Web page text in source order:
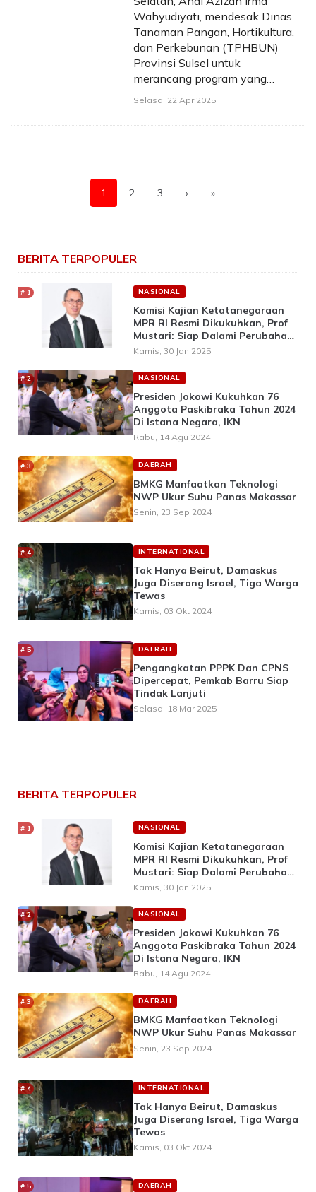
Wahyudiyati, mendesak Dinas
Tanaman Pangan, Hortikultura,
dan Perkebunan (TPHBUN)
Provinsi Sulsel untuk
merancang program yang…
Selasa, 22 Apr 2025
1 2 3 › »
BERITA TERPOPULER
NASIONAL
Komisi Kajian Ketatanegaraan
MPR RI Resmi Dikukuhkan, Prof
Mustari: Siap Dalami Perubahan
UUD 1945
Kamis, 30 Jan 2025
NASIONAL
Presiden Jokowi Kukuhkan 76
Anggota Paskibraka Tahun 2024
Di Istana Negara, IKN
Rabu, 14 Agu 2024
DAERAH
BMKG Manfaatkan Teknologi
NWP Ukur Suhu Panas Makassar
Senin, 23 Sep 2024
INTERNATIONAL
Tak Hanya Beirut, Damaskus
Juga Diserang Israel, Tiga Warga
Tewas
Kamis, 03 Okt 2024
DAERAH
Pengangkatan PPPK Dan CPNS
Dipercepat, Pemkab Barru Siap
Tindak Lanjuti
Selasa, 18 Mar 2025
BERITA TERPOPULER
NASIONAL
Komisi Kajian Ketatanegaraan
MPR RI Resmi Dikukuhkan, Prof
Mustari: Siap Dalami Perubahan
UUD 1945
Kamis, 30 Jan 2025
NASIONAL
Presiden Jokowi Kukuhkan 76
Anggota Paskibraka Tahun 2024
Di Istana Negara, IKN
Rabu, 14 Agu 2024
DAERAH
BMKG Manfaatkan Teknologi
NWP Ukur Suhu Panas Makassar
Senin, 23 Sep 2024
INTERNATIONAL
Tak Hanya Beirut, Damaskus
Juga Diserang Israel, Tiga Warga
Tewas
Kamis, 03 Okt 2024
DAERAH